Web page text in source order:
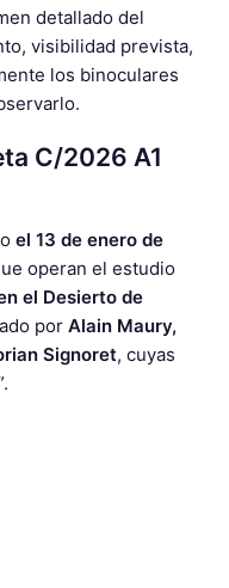
detallado del
visibilidad prevista,
los binoculares
C/2026 A1
el 13 de enero de
operan el estudio
el Desierto de
por Alain Maury,
Signoret, cuyas